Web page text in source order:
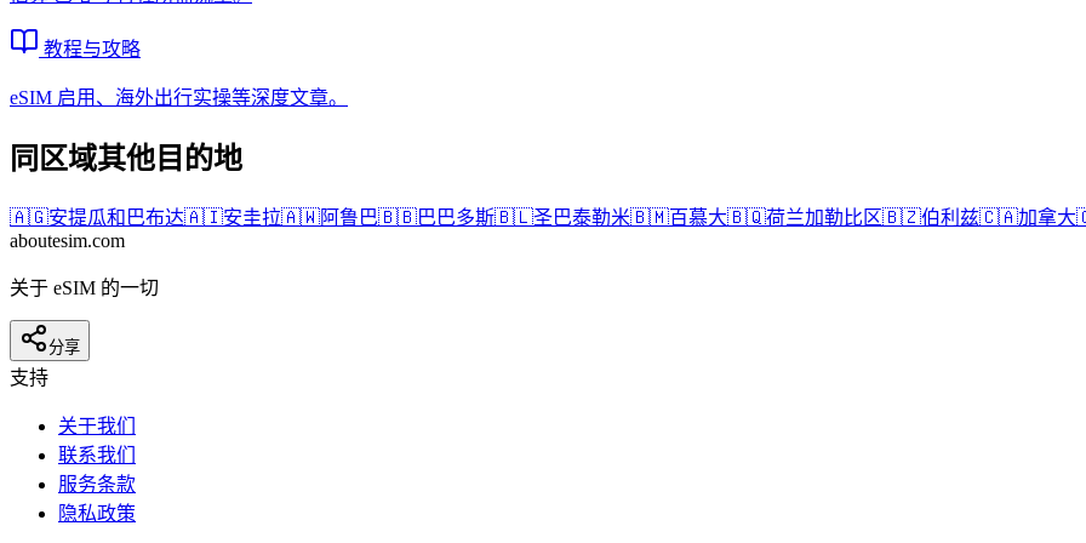
教程与攻略
eSIM 启用、海外出行实操等深度文章。
同区域其他目的地
🇦🇬安提瓜和巴布达🇦🇮安圭拉🇦🇼阿鲁巴🇧🇧巴巴多斯🇧🇱圣巴泰勒米🇧🇲百慕大🇧🇶荷兰加勒比区🇧🇿伯利兹🇨🇦加拿大
aboutesim.com
关于 eSIM 的一切
分享
支持
关于我们
联系我们
服务条款
隐私政策